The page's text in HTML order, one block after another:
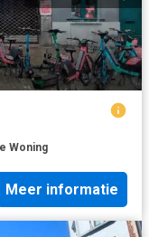
Woning
Meer informatie